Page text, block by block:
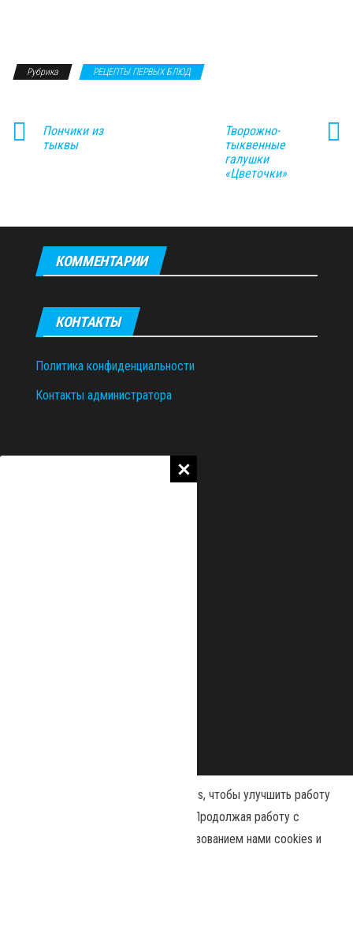
Рубрика РЕЦЕПТЫ ПЕРВЫХ БЛЮД
Пончики из
тыквы
Творожно-
тыквенные
галушки
«Цветочки»
КОММЕНТАРИИ
КОНТАКТЫ
Политика конфиденциальности
Контакты администратора
Наш сайт использует файлы cookies, чтобы улучшить работу
и повысить эффективность сайта. Продолжая работу с
сайтом, вы соглашаетесь с использованием нами cookies и